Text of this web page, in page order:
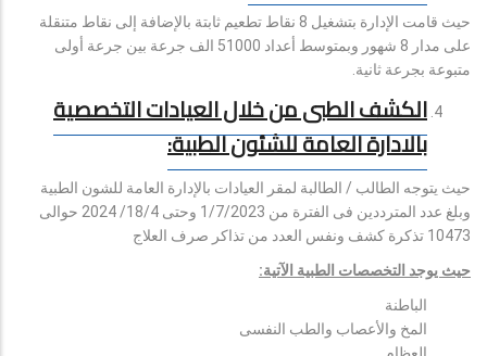
حيث قامت الإدارة بتشغيل 8 نقاط تطعيم ثابتة بالإضافة إلى نقاط متنقلة
على مدار 8 شهور وبمتوسط أعداد 51000 الف جرعة بين جرعة أولى
متبوعة بجرعة ثانية.
الكشف الطبى من خلال العيادات التخصصية
بالادارة العامة للشئون الطبية:
حيث يتوجه الطالب / الطالبة لمقر العيادات بالإدارة العامة للشون الطبية
وبلغ عدد المترددين فى الفترة من 1/7/2023 وحتى 18/4/ 2024 حوالى
10473 تذكرة كشف ونفس العدد من تذاكر صرف العلاج
حيث يوجد التخصصات الطبية الآتية:
الباطنة
المخ والأعصاب والطب النفسى
العظام